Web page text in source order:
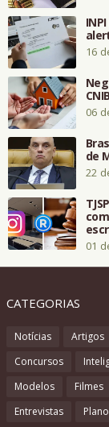
16
06
de
22
01
CATEGORIAS
Notícias Artigos
Concursos
Modelos
Filmes
Entrevistas